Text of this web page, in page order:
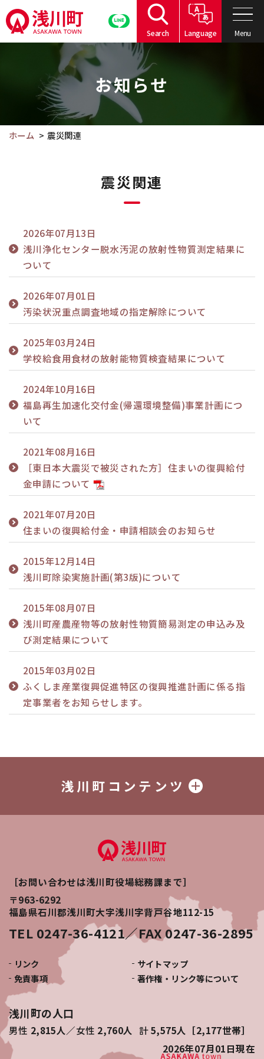
の
ペ
へ
Search Language Menu
文
お知らせ
ホーム 震災関連
震災関連
2026年07月13日
浅川浄化センター脱水汚泥の放射性物質測定結果に
ついて
2026年07月01日
汚染状況重点調査地域の指定解除について
2025年03月24日
学校給食用食材の放射能物質検査結果について
2024年10月16日
福島再生加速化交付金(帰還環境整備)事業計画につ
いて
2021年08月16日
［東日本大震災で被災された方］住まいの復興給付
金申請について
2021年07月20日
住まいの復興給付金・申請相談会のお知らせ
2015年12月14日
浅川町除染実施計画(第3版)について
2015年08月07日
浅川町産農産物等の放射性物質簡易測定の申込み及
び測定結果について
2015年03月02日
ふくしま産業復興促進特区の復興推進計画に係る指
定事業者をお知らせします。
浅川町コンテンツ
［お問い合わせは浅川町役場総務課まで］
〒963-6292
福島県石川郡浅川町大字浅川字背戸谷地112-15
TEL 0247-36-4121／FAX 0247-36-2895
リンク
サイトマップ
免責事項
著作権・リンク等について
浅川町の人口
男性 2,815人 女性 2,760人 計5,575人［2,177世帯］
2026年07月01日現在